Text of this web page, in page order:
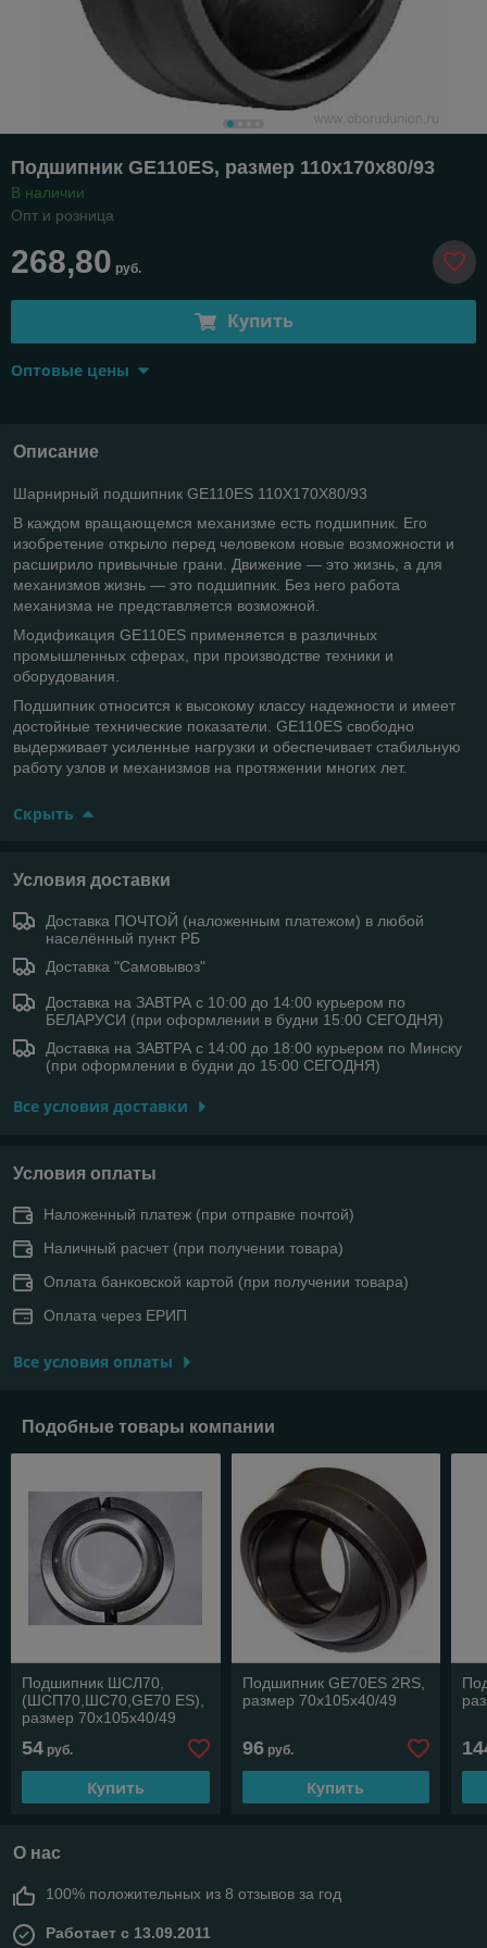
Подшипник GE110ES, размер 110х170х80/93
В наличии
Опт и розница
268,80 руб.
Купить
Оптовые цены
Описание
Шарнирный подшипник GE110ES 110Х170Х80/93
В каждом вращающемся механизме есть подшипник. Его
изобретение открыло перед человеком новые возможности и
расширило привычные грани. Движение — это жизнь, а для
механизмов жизнь — это подшипник. Без него работа
механизма не представляется возможной.
Модификация GE110ES применяется в различных
промышленных сферах, при производстве техники и
оборудования.
Подшипник относится к высокому классу надежности и имеет
достойные технические показатели. GE110ES свободно
выдерживает усиленные нагрузки и обеспечивает стабильную
работу узлов и механизмов на протяжении многих лет.
Скрыть
Условия доставки
Доставка ПОЧТОЙ (наложенным платежом) в любой
населённый пункт РБ
Доставка "Самовывоз"
Доставка на ЗАВТРА с 10:00 до 14:00 курьером по
БЕЛАРУСИ (при оформлении в будни 15:00 СЕГОДНЯ)
Доставка на ЗАВТРА с 14:00 до 18:00 курьером по Минску
(при оформлении в будни до 15:00 СЕГОДНЯ)
Все условия доставки
Условия оплаты
Наложенный платеж (при отправке почтой)
Наличный расчет (при получении товара)
Оплата банковской картой (при получении товара)
Оплата через ЕРИП
Все условия оплаты
Подобные товары компании
Подшипник ШСЛ70,
(ШСП70,ШС70,GE70 ES),
размер 70х105х40/49
54 руб.
Купить
Подшипник GE70ES 2RS,
размер 70х105х40/49
96руб.
Купить
О нас
100% положительных из 8 отзывов за год
Работает с 13.09.2011